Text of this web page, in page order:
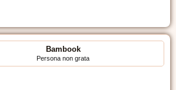
Bambook
Persona non grata